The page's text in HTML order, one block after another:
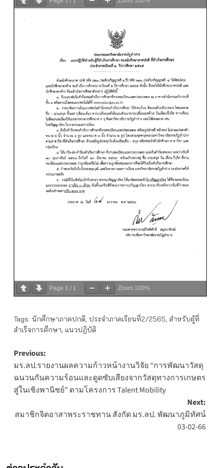
Page 1 / 1 Zoom 100%
Tags: นักศึกษาภาคปกติ, ประจำภาคเรียนที่2/2565, สำหรับผู้ที่
สำเร็จการศึกษา, แนวปฏิบัติ
Post
navigation
Previous:
มร.ลป.รายงานผลความก้าวหน้างานวิจัย “การพัฒนาวัสดุ
ฉนวนกันความร้อนและดูดซับเสียงจากวัสดุทางการเกษตร
สู่ในเชิงพานิชย์” ตามโครงการ Talent Mobility
Next:
สมาชิกจิตอาสาพระราชทาน สังกัด มร.ลป. พัฒนาภูมิทัศน์
03-02-66